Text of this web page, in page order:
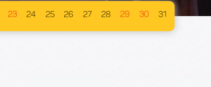
23 24 25 26 27 28 29 30 31